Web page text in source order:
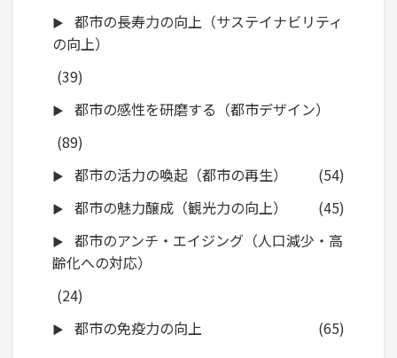
都市の長寿力の向上（サステイナビリティ
の向上）
(39)
都市の感性を研磨する（都市デザイン）
(89)
都市の活力の喚起（都市の再生）
(54)
都市の魅力醸成（観光力の向上）
(45)
都市のアンチ・エイジング（人口減少・高
齢化への対応）
(24)
都市の免疫力の向上
(65)